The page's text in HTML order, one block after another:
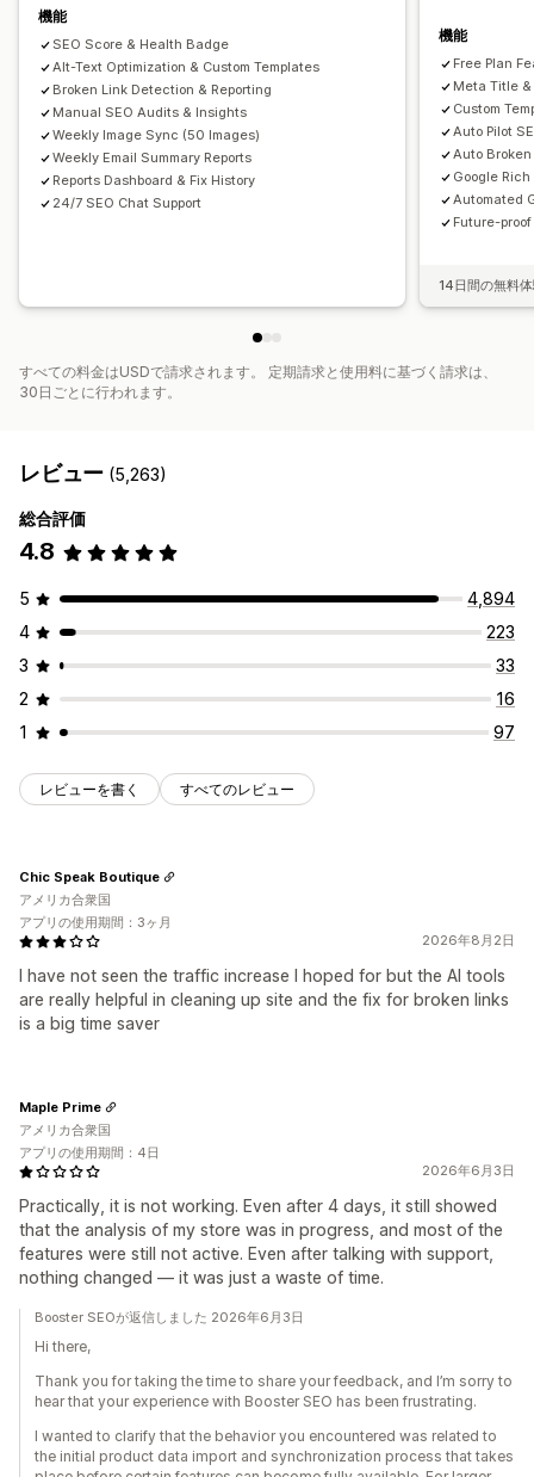
SEOスコア
キーワード分析 スピード分析
コンテンツ分析
順位追跡 ウェブサイトトラフィック
機能
SEO Score & Health Badge
Alt-Text Optimization & Custom Templates
Broken Link Detection & Reporting
Manual SEO Audits & Insights
Weekly Image Sync (50 Images)
Weekly Email Summary Reports
Reports Dashboard & Fix History
24/7 SEO Chat Support
機能
Free Plan
Meta Title
Custom
Auto Pilot
Auto
Google
Automated
Future-
14日間の無料
すべての料金はUSDで請求されます。 定期請求と使用料に基づく請求は、
30日ごとに行われます。
レビュー (5,263)
総合評価
4.8
5
4,894
4
223
3
33
2
16
1
97
レビューを書く すべてのレビュー
2026年8月2日
I have not seen the traffic increase I hoped for but the AI tools
are really helpful in cleaning up site and the fix for broken links
is a big time saver
Chic Speak Boutique
アメリカ合衆国
アプリの使用期間：3ヶ月
2026年6月3日
Practically, it is not working. Even after 4 days, it still showed
that the analysis of my store was in progress, and most of the
features were still not active. Even after talking with support,
nothing changed — it was just a waste of time.
Maple Prime
アメリカ合衆国
アプリの使用期間：4日
Booster SEOが返信しました 2026年6月3日
Hi there,
Thank you for taking the time to share your feedback, and I’m sorry to
hear that your experience with Booster SEO has been frustrating.
I wanted to clarify that the behavior you encountered was related to
the initial product data import and synchronization process that takes